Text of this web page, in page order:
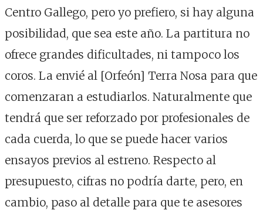
Centro Gallego, pero yo prefiero, si hay alguna
posibilidad, que sea este año. La partitura no
ofrece grandes dificultades, ni tampoco los
coros. La envié al [Orfeón] Terra Nosa para que
comenzaran a estudiarlos. Naturalmente que
tendrá que ser reforzado por profesionales de
cada cuerda, lo que se puede hacer varios
ensayos previos al estreno. Respecto al
presupuesto, cifras no podría darte, pero, en
cambio, paso al detalle para que te asesores